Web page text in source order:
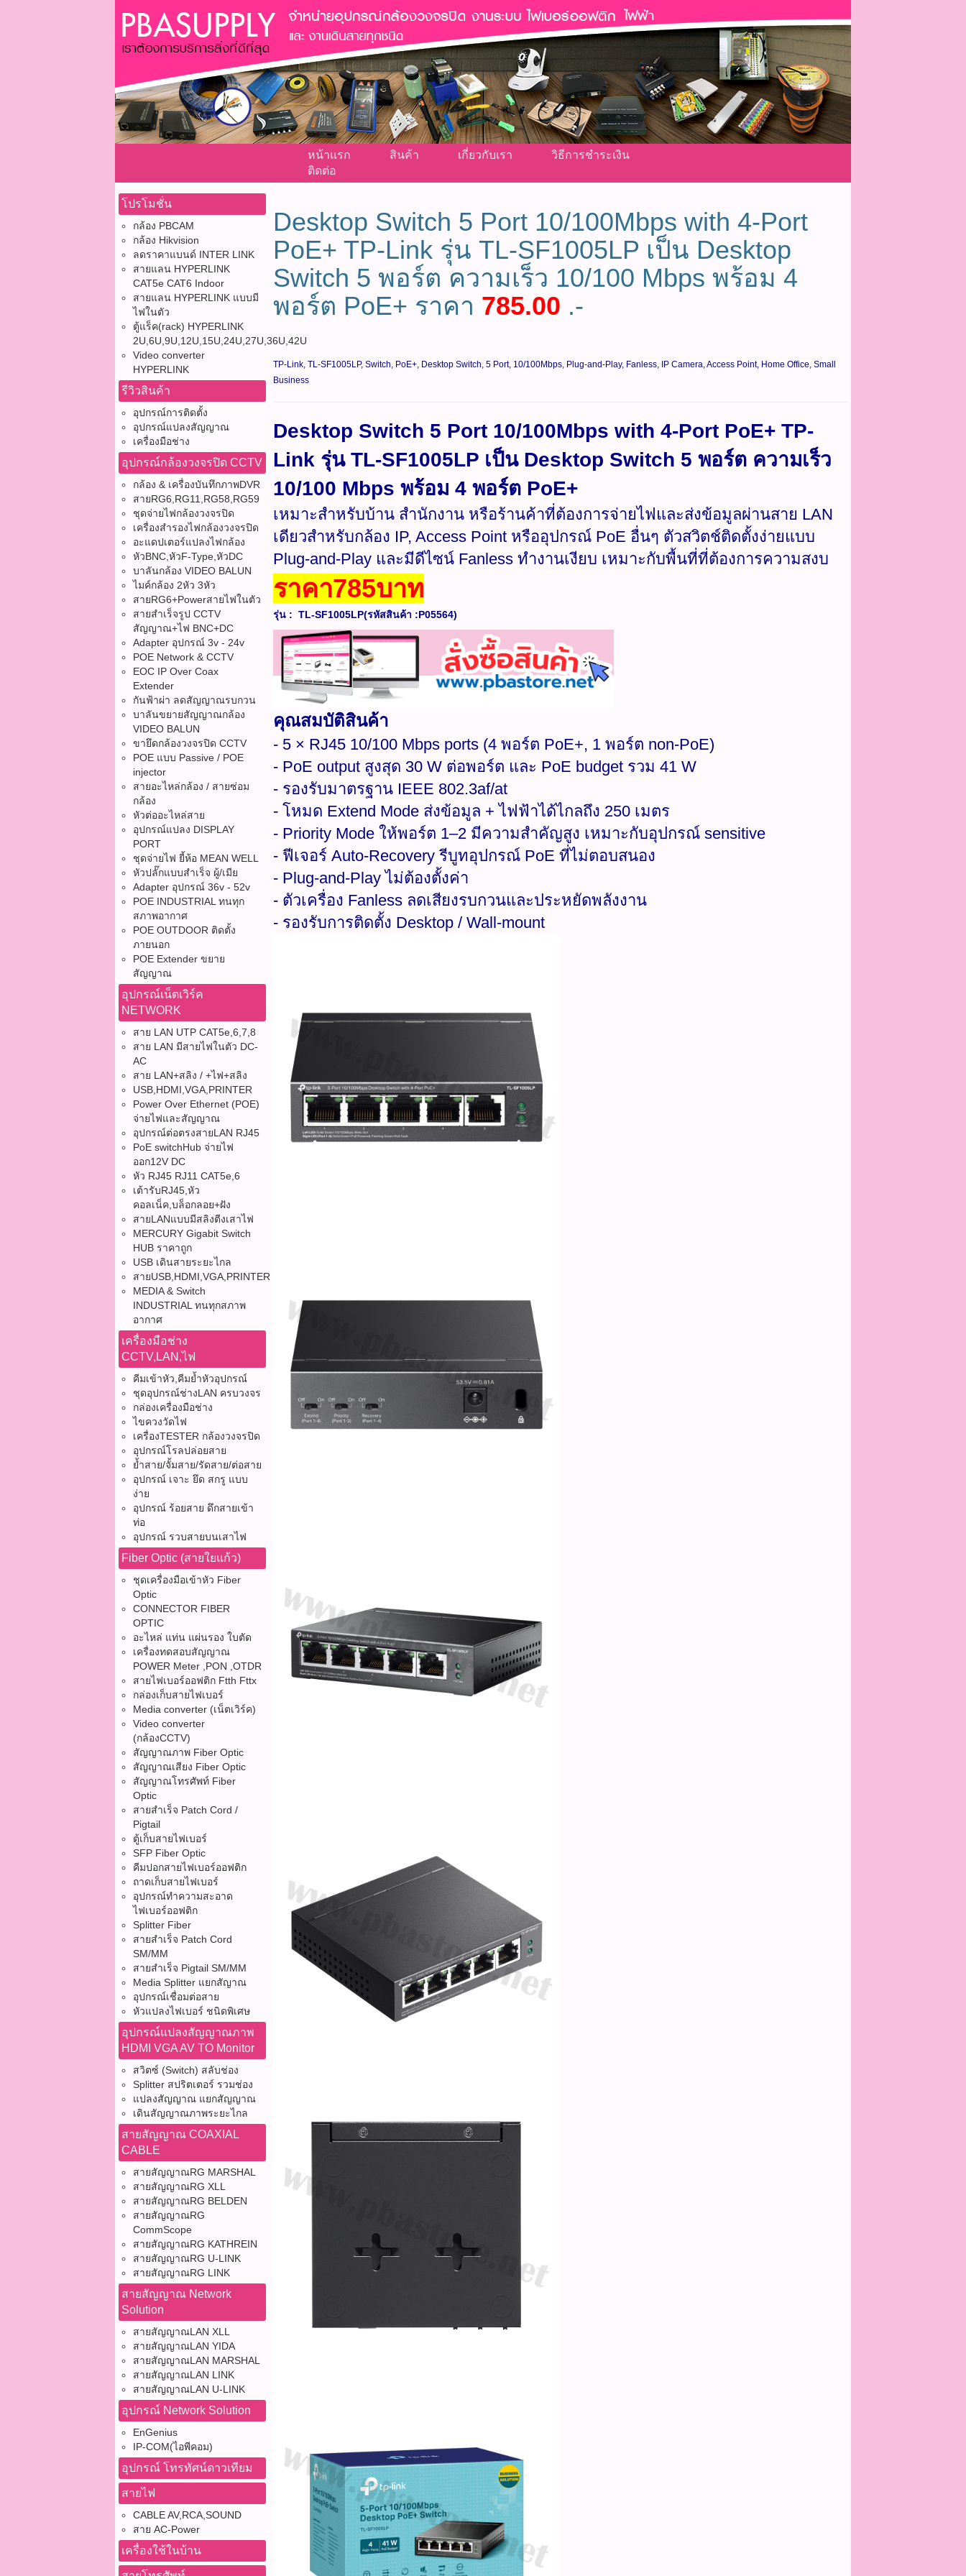
หน้าแรก สินค้า เกี่ยวกับเรา
วิธีการชำระเงิน
ติดต่อ
โปรโมชั่น
กล้อง PBCAM
กล้อง Hikvision
ลดราคาแบนด์ INTER LINK
สายแลน HYPERLINK
CAT5e CAT6 Indoor
สายแลน HYPERLINK แบบมี
ไฟในตัว
ตู้แร็ค(rack) HYPERLINK
2U,6U,9U,12U,15U,24U,27U,36U,42U
Video converter
HYPERLINK
รีวิวสินค้า
อุปกรณ์การติดตั้ง
อุปกรณ์แปลงสัญญาณ
เครื่องมือช่าง
อุปกรณ์กล้องวงจรปิด CCTV
กล้อง & เครื่องบันทึกภาพDVR
สายRG6,RG11,RG58,RG59
ชุดจ่ายไฟกล้องวงจรปิด
เครื่องสำรองไฟกล้องวงจรปิด
อะแดปเตอร์แปลงไฟกล้อง
หัวBNC,หัวF-Type,หัวDC
บาลันกล้อง VIDEO BALUN
ไมค์กล้อง 2หัว 3หัว
สายRG6+Powerสายไฟในตัว
สายสำเร็จรูป CCTV
สัญญาณ+ไฟ BNC+DC
Adapter อุปกรณ์ 3v - 24v
POE Network & CCTV
EOC IP Over Coax
Extender
กันฟ้าผ่า ลดสัญญาณรบกวน
บาลันขยายสัญญาณกล้อง
VIDEO BALUN
ขายึดกล้องวงจรปิด CCTV
POE แบบ Passive / POE
injector
สายอะไหล่กล้อง / สายซ่อม
กล้อง
หัวต่ออะไหล่สาย
อุปกรณ์แปลง DISPLAY
PORT
ชุดจ่ายไฟ ยี้ห้อ MEAN WELL
หัวปลั๊กแบบสำเร็จ ผู้/เมีย
Adapter อุปกรณ์ 36v - 52v
POE INDUSTRIAL ทนทุก
สภาพอากาศ
POE OUTDOOR ติดตั้ง
ภายนอก
POE Extender ขยาย
สัญญาณ
อุปกรณ์เน็ตเวิร์ค
NETWORK
สาย LAN UTP CAT5e,6,7,8
สาย LAN มีสายไฟในตัว DC-
AC
สาย LAN+สลิง / +ไฟ+สลิง
USB,HDMI,VGA,PRINTER
Power Over Ethernet (POE)
จ่ายไฟและสัญญาณ
อุปกรณ์ต่อตรงสายLAN RJ45
PoE switchHub จ่ายไฟ
ออก12V DC
หัว RJ45 RJ11 CAT5e,6
เต้ารับRJ45,หัว
คอลเน็ค,บล็อกลอย+ฝัง
สายLANแบบมีสลิงตีงเสาไฟ
MERCURY Gigabit Switch
HUB ราคาถูก
USB เดินสายระยะไกล
สายUSB,HDMI,VGA,PRINTER
MEDIA & Switch
INDUSTRIAL ทนทุกสภาพ
อากาศ
เครื่องมือช่าง
CCTV,LAN,ไฟ
คีมเข้าหัว,คีมย้ำหัวอุปกรณ์
ชุดอุปกรณ์ช่างLAN ครบวงจร
กล่องเครื่องมือช่าง
ไขควงวัดไฟ
เครื่องTESTER กล้องวงจรปิด
อุปกรณ์โรลปล่อยสาย
ย้ำสาย/จั้มสาย/รัดสาย/ต่อสาย
อุปกรณ์ เจาะ ยึด สกรู แบบ
ง่าย
อุปกรณ์ ร้อยสาย ดึกสายเข้า
ท่อ
อุปกรณ์ รวบสายบนเสาไฟ
Fiber Optic (สายใยแก้ว)
ชุดเครื่องมือเข้าหัว Fiber
Optic
CONNECTOR FIBER
OPTIC
อะไหล่ แท่น แผ่นรอง ใบตัด
เครื่องทดสอบสัญญาณ
POWER Meter ,PON ,OTDR
สายไฟเบอร์ออฟติก Ftth Fttx
กล่องเก็บสายไฟเบอร์
Media converter (เน็ตเวิร์ค)
Video converter
(กล้องCCTV)
สัญญาณภาพ Fiber Optic
สัญญาณเสียง Fiber Optic
สัญญาณโทรศัพท์ Fiber
Optic
สายสำเร็จ Patch Cord /
Pigtail
ตู้เก็บสายไฟเบอร์
SFP Fiber Optic
คีมปอกสายไฟเบอร์ออฟติก
ถาดเก็บสายไฟเบอร์
อุปกรณ์ทำความสะอาด
ไฟเบอร์ออฟติก
Splitter Fiber
สายสำเร็จ Patch Cord
SM/MM
สายสำเร็จ Pigtail SM/MM
Media Splitter แยกสัญาณ
อุปกรณ์เชื่อมต่อสาย
หัวแปลงไฟเบอร์ ชนิดพิเศษ
อุปกรณ์แปลงสัญญาณภาพ
HDMI VGA AV TO Monitor
สวิตซ์ (Switch) สลับช่อง
Splitter สปริตเตอร์ รวมช่อง
แปลงสัญญาณ แยกสัญญาณ
เดินสัญญาณภาพระยะไกล
สายสัญญาณ COAXIAL
CABLE
สายสัญญาณRG MARSHAL
สายสัญญาณRG XLL
สายสัญญาณRG BELDEN
สายสัญญาณRG
CommScope
สายสัญญาณRG KATHREIN
สายสัญญาณRG U-LINK
สายสัญญาณRG LINK
สายสัญญาณ Network
Solution
สายสัญญาณLAN XLL
สายสัญญาณLAN YIDA
สายสัญญาณLAN MARSHAL
สายสัญญาณLAN LINK
สายสัญญาณLAN U-LINK
อุปกรณ์ Network Solution
EnGenius
IP-COM(ไอพีคอม)
อุปกรณ์ โทรทัศน์ดาวเทียม
สายไฟ
CABLE AV,RCA,SOUND
สาย AC-Power
เครื่องใช้ในบ้าน
Desktop Switch 5 Port 10/100Mbps with 4-Port
PoE+ TP-Link รุ่น TL-SF1005LP เป็น Desktop
Switch 5 พอร์ต ความเร็ว 10/100 Mbps พร้อม 4
พอร์ต PoE+ ราคา 785.00 .-
TP-Link, TL-SF1005LP, Switch, PoE+, Desktop Switch, 5 Port, 10/100Mbps, Plug-and-Play, Fanless, IP Camera, Access Point, Home Office, Small
Business
Desktop Switch 5 Port 10/100Mbps with 4-Port PoE+ TP-
Link รุ่น TL-SF1005LP เป็น Desktop Switch 5 พอร์ต ความเร็ว
10/100 Mbps พร้อม 4 พอร์ต PoE+
เหมาะสำหรับบ้าน สำนักงาน หรือร้านค้าที่ต้องการจ่ายไฟและส่งข้อมูลผ่านสาย LAN
เดียวสำหรับกล้อง IP, Access Point หรืออุปกรณ์ PoE อื่นๆ ตัวสวิตช์ติดตั้งง่ายแบบ
Plug-and-Play และมีดีไซน์ Fanless ทำงานเงียบ เหมาะกับพื้นที่ที่ต้องการความสงบ
ราคา785บาท
รุ่น : TL-SF1005LP(รหัสสินค้า :P05564)​​
คุณสมบัติสินค้า
- 5 × RJ45 10/100 Mbps ports (4 พอร์ต PoE+, 1 พอร์ต non-PoE)
- PoE output สูงสุด 30 W ต่อพอร์ต และ PoE budget รวม 41 W
- รองรับมาตรฐาน IEEE 802.3af/at
- โหมด Extend Mode ส่งข้อมูล + ไฟฟ้าได้ไกลถึง 250 เมตร
- Priority Mode ให้พอร์ต 1–2 มีความสำคัญสูง เหมาะกับอุปกรณ์ sensitive
- ฟีเจอร์ Auto-Recovery รีบูทอุปกรณ์ PoE ที่ไม่ตอบสนอง
- Plug-and-Play ไม่ต้องตั้งค่า
- ตัวเครื่อง Fanless ลดเสียงรบกวนและประหยัดพลังงาน
- รองรับการติดตั้ง Desktop / Wall-mount